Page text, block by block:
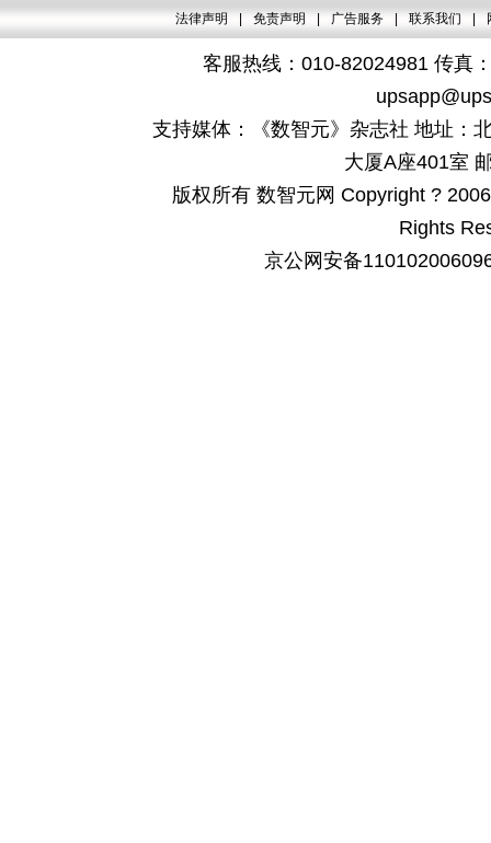
法律声明 免责声明 广告服务 联系我们
客服热线：010-82024981 传真
支持媒体：《数智元》杂志社 地址：
大厦A座401室
版权所有 数智元网 Copyright ?
Rights
京公网安备